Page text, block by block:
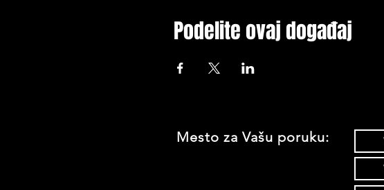
Podelite ovaj događaj
Mesto za Vašu poruku: